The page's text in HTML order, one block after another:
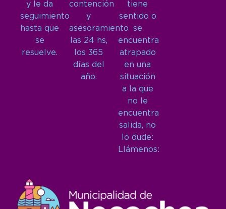
y le da
seguimiento
hasta que
se
resuelve.
contención
y
asesoramiento
las 24 hs,
los 365
días del
año.
tiene
sentido o
se
encuentra
atrapado
en una
situación
a la que
no le
encuentra
salida, no
lo dude:
Llámenos: